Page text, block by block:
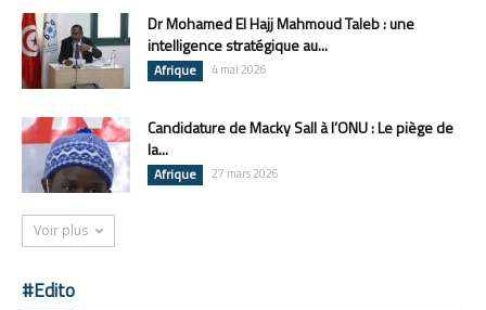
Dr Mohamed El Hajj Mahmoud Taleb : une
intelligence stratégique au...
Afrique 4 mai 2026
Candidature de Macky Sall à l’ONU : Le piège de
la...
Afrique 27 mars 2026
Voir plus
#Edito